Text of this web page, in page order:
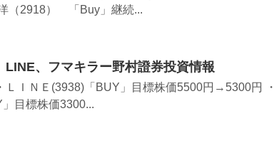
（2918） 「Buy」継続...
LINE、フマキラー野村證券投資情報
ＬＩＮＥ(3938)「BUY」目標株価5500円→5300円 ・
目標株価3300...